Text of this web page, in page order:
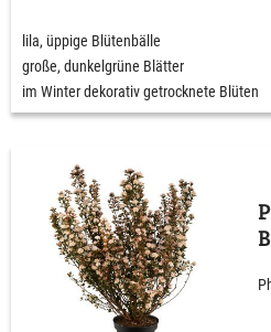
lila, üppige Blütenbälle
große, dunkelgrüne Blätter
im Winter dekorativ getrocknete Blüten